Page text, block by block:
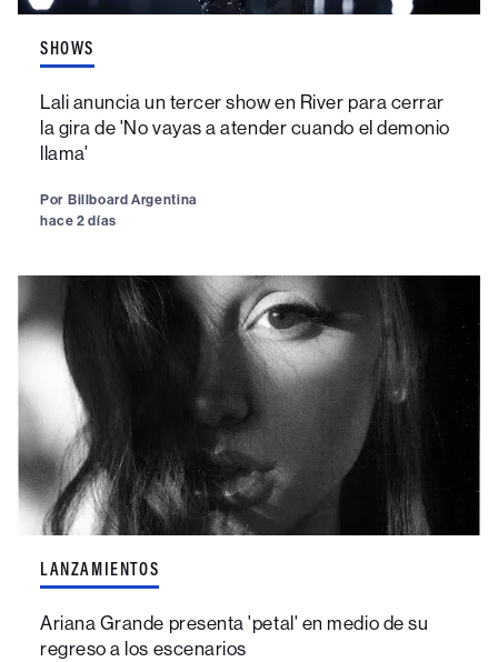
SHOWS
Lali anuncia un tercer show en River para cerrar
la gira de 'No vayas a atender cuando el demonio
llama'
Por Billboard Argentina
hace 2 días
LANZAMIENTOS
Ariana Grande presenta 'petal' en medio de su
regreso a los escenarios